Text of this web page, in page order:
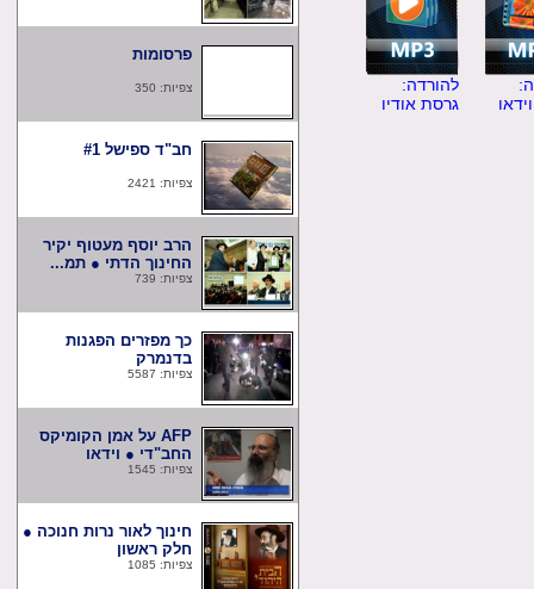
להורדה:
גרסת אודיו
פרסומות
צפיות: 350
חב"ד ספישל #1
צפיות: 2421
הרב יוסף מעטוף יקיר
החינוך הדתי ● תמ...
צפיות: 739
כך מפזרים הפגנות
בדנמרק
צפיות: 5587
AFP על אמן הקומיקס
החב"די ● וידאו
צפיות: 1545
חינוך לאור נרות חנוכה ●
חלק ראשון
צפיות: 1085